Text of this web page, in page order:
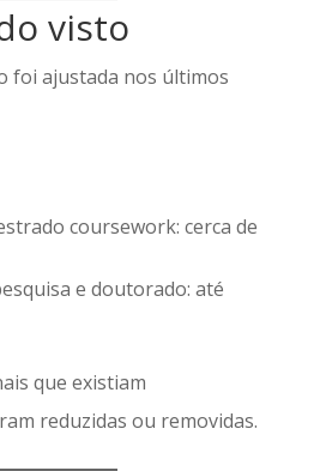
visto
foi ajustada nos últimos
coursework: cerca de
e doutorado: até
que existiam
reduzidas ou removidas.